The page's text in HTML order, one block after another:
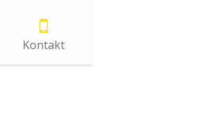
Kontakt